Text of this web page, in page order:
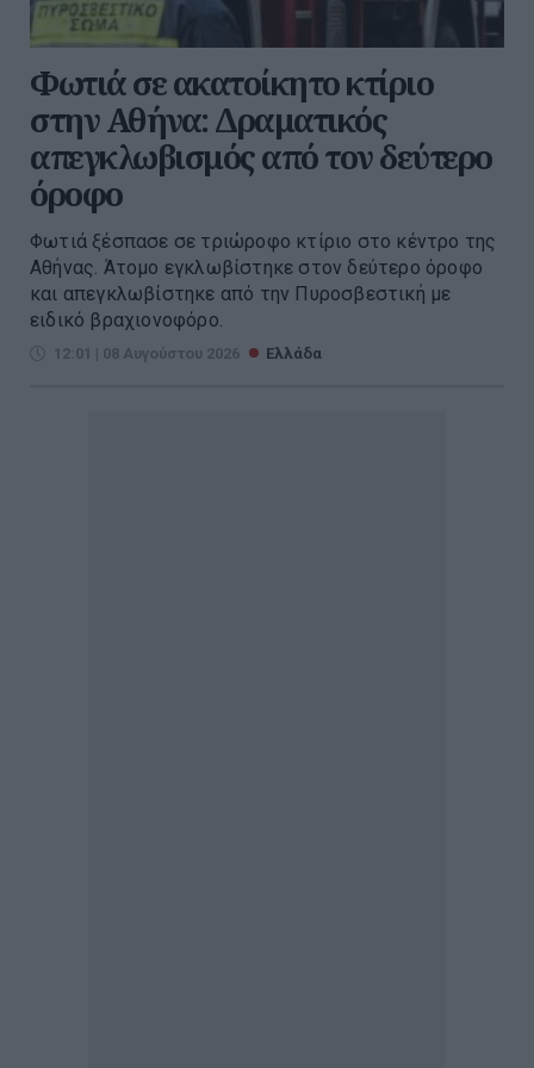
Φωτιά σε ακατοίκητο κτίριο
στην Αθήνα: Δραματικός
απεγκλωβισμός από τον δεύτερο
όροφο
Φωτιά ξέσπασε σε τριώροφο κτίριο στο κέντρο της
Αθήνας. Άτομο εγκλωβίστηκε στον δεύτερο όροφο
και απεγκλωβίστηκε από την Πυροσβεστική με
ειδικό βραχιονοφόρο.
12:01 | 08 Αυγούστου 2026 Ελλάδα